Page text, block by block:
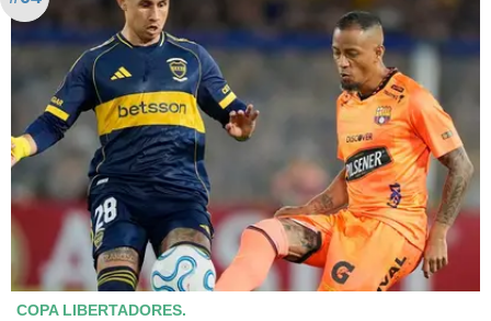
COPA LIBERTADORES.